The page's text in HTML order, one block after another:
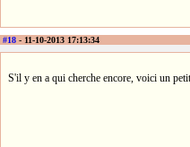
#18 - 11-10-2013 17:13:34
S'il y en a qui cherche encore, voici un petit